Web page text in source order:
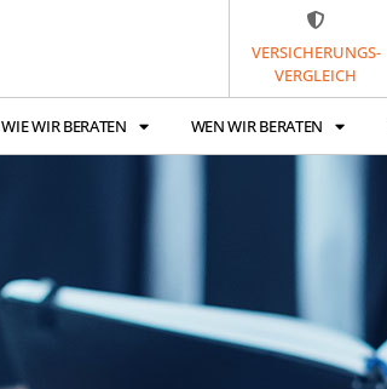
VERSICHERUNGS-
VERGLEICH
WIE WIR BERATEN WEN WIR BERATEN